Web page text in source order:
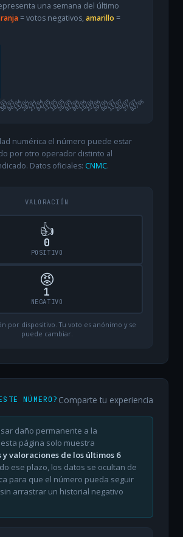
una semana del último
= votos negativos, amarillo =
03
06/0413/0420/0427/0404/0511/0518/0525/0501/0608/0615/0622/0629/0606/0713/0720/0727/07
03/08
numérica el número puede estar
por otro operador distinto al
Datos oficiales: CNMC.
VALORACIÓN
👍
0
POSITIVO
😡
1
NEGATIVO
por dispositivo. Tu voto es anónimo y se
puede cambiar.
NÚMERO? Comparte tu experiencia
daño permanente a la
página solo muestra
y valoraciones de los últimos 6
ese plazo, los datos se ocultan de
para que el número pueda seguir
arrastrar un historial negativo